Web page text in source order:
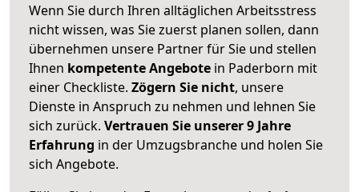
Wenn Sie durch Ihren alltäglichen Arbeitsstress
nicht wissen, was Sie zuerst planen sollen, dann
übernehmen unsere Partner für Sie und stellen
Ihnen kompetente Angebote in Paderborn mit
einer Checkliste. Zögern Sie nicht, unsere
Dienste in Anspruch zu nehmen und lehnen Sie
sich zurück. Vertrauen Sie unserer 9 Jahre
Erfahrung in der Umzugsbranche und holen Sie
sich Angebote.